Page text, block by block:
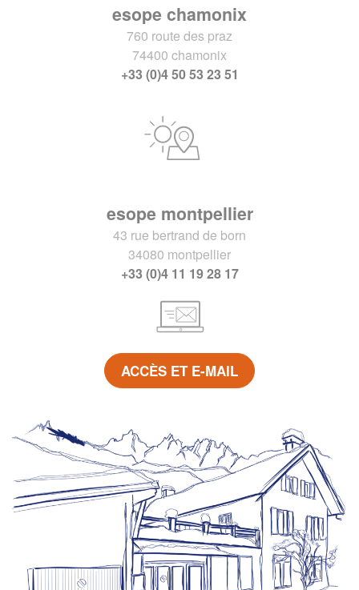
esope chamonix
760 route des praz
74400 chamonix
+33 (0)4 50 53 23 51
esope montpellier
43 rue bertrand de born
34080 montpellier
+33 (0)4 11 19 28 17
ACCÈS ET E-MAIL